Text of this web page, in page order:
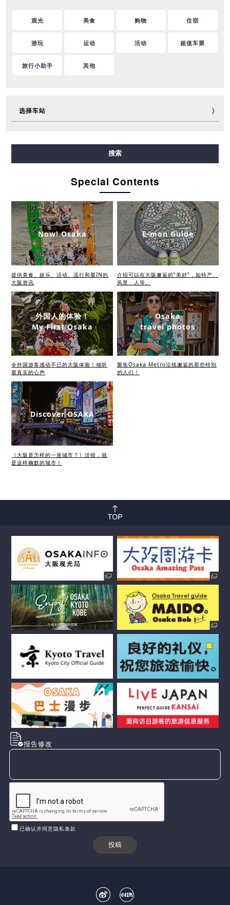
观光 美食 购物 住宿
游玩 运动 活动 超值车票
旅行小助手 其他
选择车站
搜索
Special Contents
Now! Osaka
提供美食、娱乐、活动、流行和最IN的
大阪资讯
E-mon Guide
介绍可以在大阪邂逅的“美好”，如特产、
风景、人等。
外国人的体验！
My First Osaka
令外国游客感动不已的大阪体验！倾听
最真实的心声
Osaka
travel photos
聚焦Osaka Metro沿线邂逅的那些特别
的人们！
Discover OSAKA
［大阪是怎样的一座城市？］没错，就
是这样幽默的城市！
报告修改
已确认并同意隐私条款